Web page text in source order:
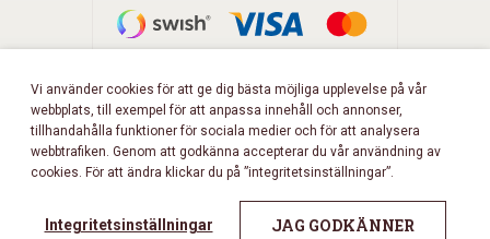
FÖLJ OSS PÅ FACEBOOK!
Vi använder cookies för att ge dig bästa möjliga upplevelse på vår
webbplats, till exempel för att anpassa innehåll och annonser,
tillhandahålla funktioner för sociala medier och för att analysera
webbtrafiken. Genom att godkänna accepterar du vår användning av
cookies. För att ändra klickar du på ”integritetsinställningar”.
Integritetsinställningar JAG GODKÄNNER